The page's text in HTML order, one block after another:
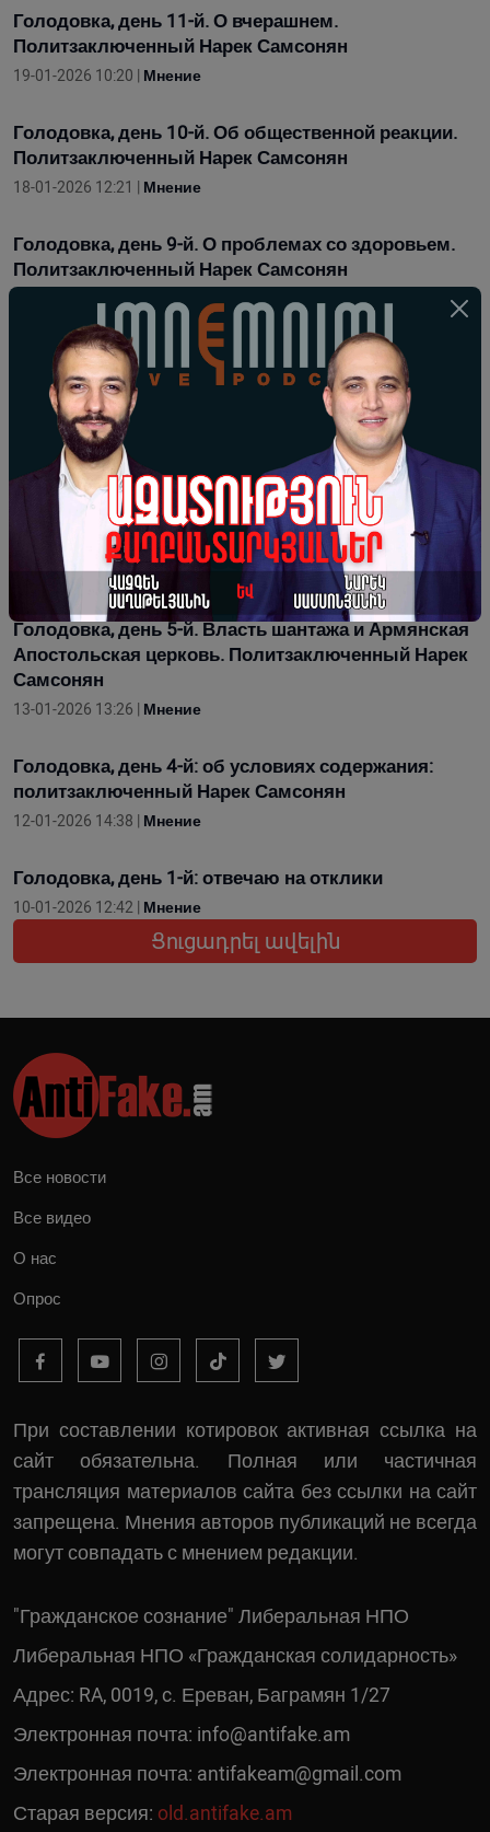
Голодовка, день 11-й. О вчерашнем.
Политзаключенный Нарек Самсонян
19-01-2026 10:20 | Мнение
Голодовка, день 10-й. Об общественной реакции.
Политзаключенный Нарек Самсонян
18-01-2026 12:21 | Мнение
Голодовка, день 9-й. О проблемах со здоровьем.
Политзаключенный Нарек Самсонян
17-01-2026 11:54 |Мнение
Голодовка, день 7-й. Возвращение 4 пленных и
наличие 30 пленных в тюрьмах Армении.
Политзаключенный Нарек Самсонян
15-01-2026 13:11 |
6-й день голодовки. 6-й карцер со своим
«животным миром»: политзаключенный Нарек
Самсонян
14-01-2026 12:27 |Мнение
Голодовка, день 5-й. Власть шантажа и Армянская
Апостольская церковь. Политзаключенный Нарек
Самсонян
13-01-2026 13:26 | Мнение
Голодовка, день 4-й: об условиях содержания:
политзаключенный Нарек Самсонян
12-01-2026 14:38 | Мнение
Голодовка, день 1-й: отвечаю на отклики
10-01-2026 12:42 | Мнение
Ցուցադրել ավելին
Все новости
Все видео
О нас
Опрос
При составлении котировок активная ссылка на
сайт обязательна. Полная или частичная
трансляция материалов сайта без ссылки на сайт
запрещена. Мнения авторов публикаций не всегда
могут совпадать с мнением редакции.
"Гражданское сознание" Либеральная НПО
Либеральная НПО «Гражданская солидарность»
Адрес: RA, 0019, c. Ереван, Баграмян 1/27
Электронная почта: info@antifake.am
Электронная почта: antifakeam@gmail.com
Старая версия: old.antifake.am